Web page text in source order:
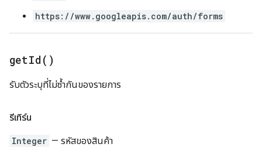
https://www.googleapis.com/auth/forms
getId( )
รับตัวระบุที่ไม่ซ้ำกันของรายการ
รีเทิร์น
Integer — รหัสของสินค้า